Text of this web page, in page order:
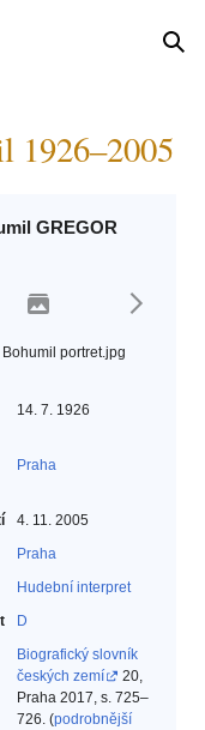
1926–2005
GREGOR
portret.jpg
14. 7. 1926
Praha
4. 11. 2005
Praha
Hudební interpret‎
D
Biografický slovník
českých zemí
20,
Praha 2017, s. 725–
726. (podrobnější